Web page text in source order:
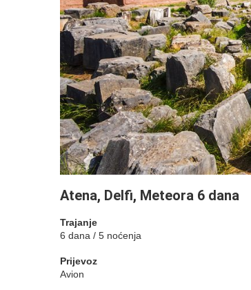
Atena, Delfi, Meteora 6 dana
Trajanje
6 dana / 5 noćenja
Prijevoz
Avion